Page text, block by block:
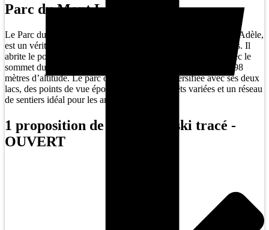
Parc du Mont Loup-Garou
Le Parc du Mont Loup-Garou, propriété de la Ville de Sainte-Adèle,
est un véritable paradis de plein air s’étendant sur 319 hectares. Il
abrite le point culminant de la MRC des Pays- d’en-Haut, avec le
sommet du Mont Loup-Garou et son petit refuge perchés à 498
mètres d’altitude. Le parc offre une nature diversifiée avec ses deux
lacs, des points de vue époustouflants, ses forêts variées et un réseau
de sentiers idéal pour les amateurs de plein air.
1 proposition de parcours - ski tracé -
OUVERT